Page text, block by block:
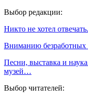
Выбор редакции:
Никто не хотел
Вниманию безработных
Песни, выставка и
музей…
Выбор читателей: